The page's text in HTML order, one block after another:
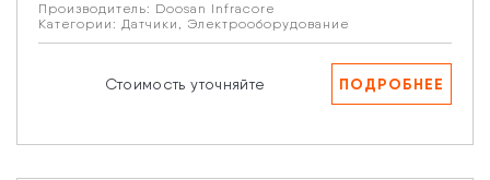
Производитель: Doosan Infracore
Категории: Датчики , Электрооборудование
Стоимость уточняйте ПОДРОБНЕЕ